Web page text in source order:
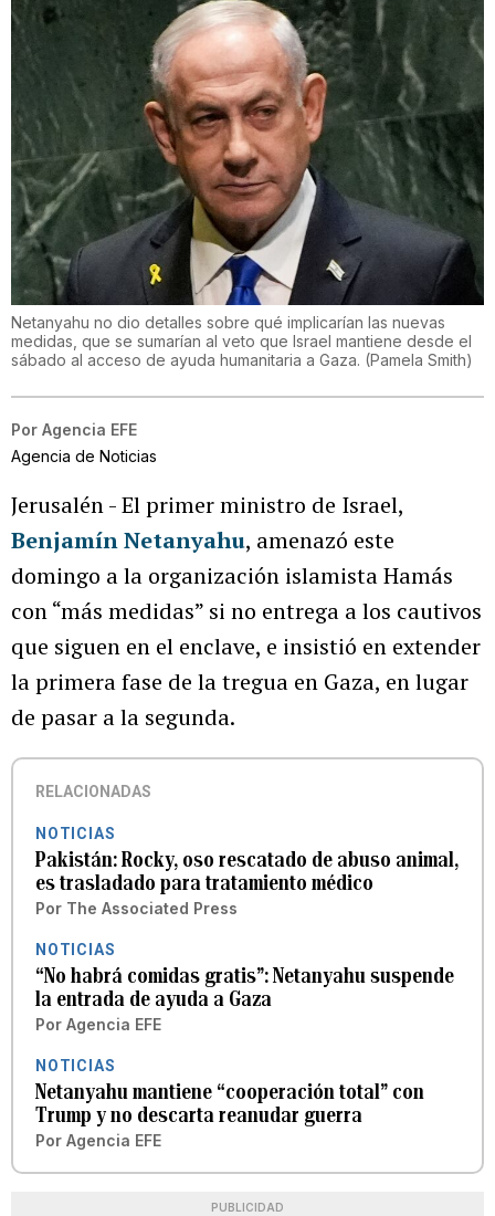
Netanyahu no dio detalles sobre qué implicarían las nuevas
medidas, que se sumarían al veto que Israel mantiene desde el
sábado al acceso de ayuda humanitaria a Gaza. (Pamela Smith)
Por Agencia EFE
Agencia de Noticias
Jerusalén - El primer ministro de Israel,
Benjamín Netanyahu, amenazó este
domingo a la organización islamista Hamás
con “más medidas” si no entrega a los cautivos
que siguen en el enclave, e insistió en extender
la primera fase de la tregua en Gaza, en lugar
de pasar a la segunda.
RELACIONADAS
NOTICIAS
Pakistán: Rocky, oso rescatado de abuso animal,
es trasladado para tratamiento médico
Por The Associated Press
NOTICIAS
“No habrá comidas gratis”: Netanyahu suspende
la entrada de ayuda a Gaza
Por Agencia EFE
NOTICIAS
Netanyahu mantiene “cooperación total” con
Trump y no descarta reanudar guerra
Por Agencia EFE
PUBLICIDAD